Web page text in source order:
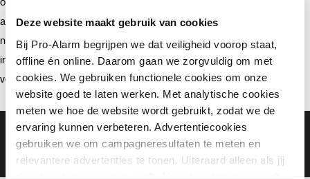
Deze website maakt gebruik van cookies
Bij Pro-Alarm begrijpen we dat veiligheid voorop staat,
offline én online. Daarom gaan we zorgvuldig om met
cookies. We gebruiken functionele cookies om onze
website goed te laten werken. Met analytische cookies
meten we hoe de website wordt gebruikt, zodat we de
ervaring kunnen verbeteren. Advertentiecookies
gebruiken we om campagneresultaten te meten en
relevantere advertenties te tonen. Uiteraard alleen als jij
daar toestemming voor geeft. Als je toestemming geeft,
advies (2)
netwerkrecorder (2)
intercom (2)
verzending (2)
Gratis bezorging vanaf €99,-
Gratis retourneren binnen 90 dagen*
Klanten geven ons een 9.3 gemiddeld